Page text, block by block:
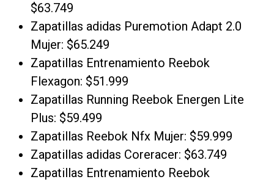
$63.749
Zapatillas adidas Puremotion Adapt 2.0
Mujer: $65.249
Zapatillas Entrenamiento Reebok
Flexagon: $51.999
Zapatillas Running Reebok Energen Lite
Plus: $59.499
Zapatillas Reebok Nfx Mujer: $59.999
Zapatillas adidas Coreracer: $63.749
Zapatillas Entrenamiento Reebok